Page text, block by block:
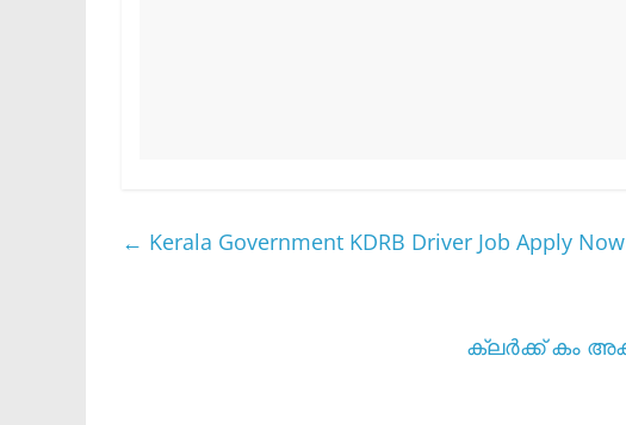
← Kerala Government KDRB Driver Job Apply Now
ക്ലർക്ക് കം